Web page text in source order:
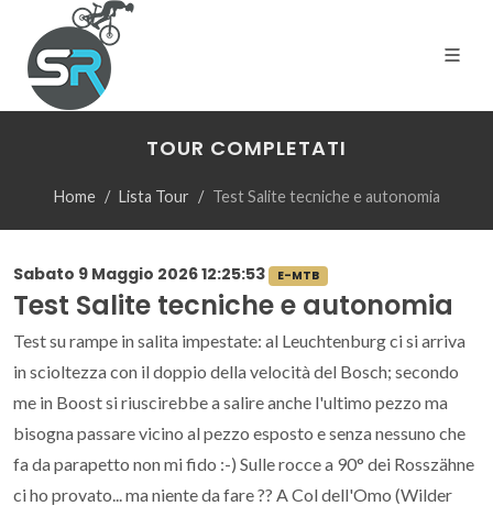
TOUR COMPLETATI
Home Lista Tour Test Salite tecniche e autonomia
Sabato 9 Maggio 2026 12:25:53 E-MTB
Test Salite tecniche e autonomia
Test su rampe in salita impestate: al Leuchtenburg ci si arriva
in scioltezza con il doppio della velocità del Bosch; secondo
me in Boost si riuscirebbe a salire anche l'ultimo pezzo ma
bisogna passare vicino al pezzo esposto e senza nessuno che
fa da parapetto non mi fido :-) Sulle rocce a 90° dei Rosszähne
ci ho provato... ma niente da fare ?? A Col dell'Omo (Wilder